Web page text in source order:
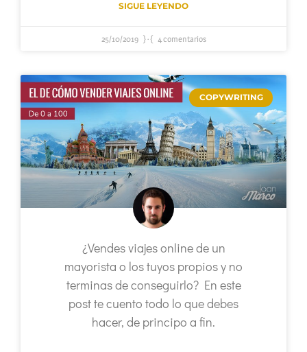
SIGUE LEYENDO
25/10/2019 4 comentarios
COPYWRITING
¿Vendes viajes online de un
mayorista o los tuyos propios y no
terminas de conseguirlo? En este
post te cuento todo lo que debes
hacer, de principo a fin.